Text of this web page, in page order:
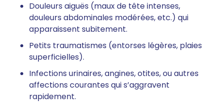
Douleurs aiguës (maux de tête intenses,
douleurs abdominales modérées, etc.) qui
apparaissent subitement.
Petits traumatismes (entorses légères, plaies
superficielles).
Infections urinaires, angines, otites, ou autres
affections courantes qui s’aggravent
rapidement.